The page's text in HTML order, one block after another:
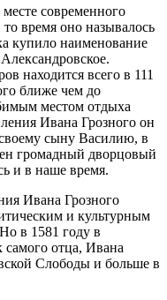
современного
время оно называлось
купило наименование
находится всего в 111
ближе чем до
местом отдыха
Ивана Грозного он
сыну Василию, в
громадный дворцовый
и в наше время.
Ивана Грозного
и культурным
в 1581 году в
самого отца, Ивана
Слободы и больше в